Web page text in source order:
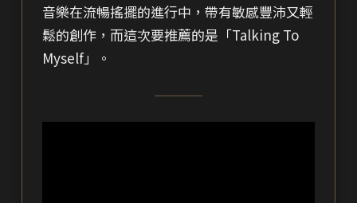
音樂在流暢搖擺的進行中，帶有敏感豐沛又輕
鬆的創作，而這次要推薦的是「Talking To
Myself」。